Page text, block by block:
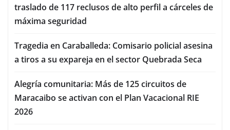
traslado de 117 reclusos de alto perfil a cárceles de
máxima seguridad
Tragedia en Caraballeda: Comisario policial asesina
a tiros a su expareja en el sector Quebrada Seca
Alegría comunitaria: Más de 125 circuitos de
Maracaibo se activan con el Plan Vacacional RIE
2026